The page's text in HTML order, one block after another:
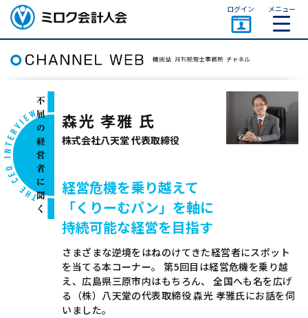
ミロク会計人会 MIROKU
ACCOUNTING PERSON
ASSOCIATION
ログイン メニュー
森光 孝雅 氏
株式会社八天堂 代表取締役
経営危機を乗り越えて
「くりーむパン」を軸に
持続可能な経営を目指す
さまざまな逆境をはねのけてきた経営者にスポット
を当てる本コーナー。 第5回目は経営危機を乗り越
え、広島県三原市内はもちろん、 全国へも名を広げ
る（株）八天堂の代表取締役 森光 孝雅氏にお話を伺
いました。